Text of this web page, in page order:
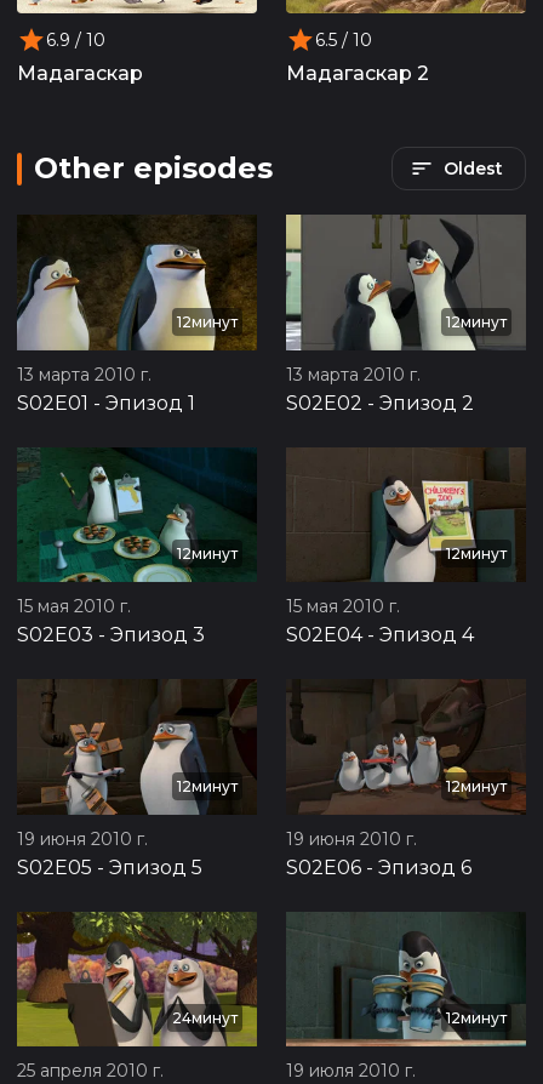
6.9 / 10
Мадагаскар
6.5 / 10
Мадагаскар 2
Other episodes Oldest
12минут
13 марта 2010 г.
S02E01 - Эпизод 1
12минут
13 марта 2010 г.
S02E02 - Эпизод 2
12минут
15 мая 2010 г.
S02E03 - Эпизод 3
12минут
15 мая 2010 г.
S02E04- Эпизод 4
12минут
19 июня 2010 г.
S02E05 - Эпизод 5
12минут
19 июня 2010 г.
S02E06 - Эпизод 6
24минут
25 апреля 2010 г.
12минут
19 июля 2010 г.